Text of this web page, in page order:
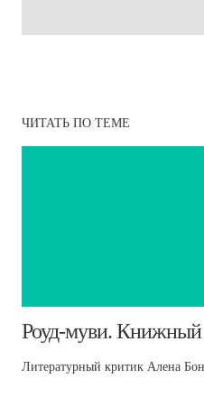
ЧИТАТЬ ПО ТЕМЕ
​Роуд-муви. Книжный
Литературный критик Алена